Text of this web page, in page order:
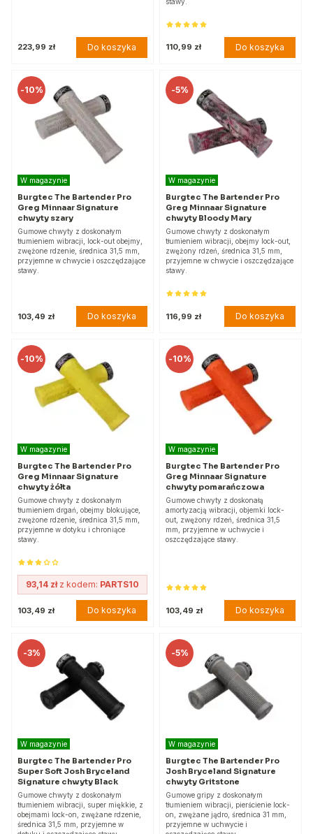
223,99 zł Do koszyka 110,99 zł Do koszyka
-10%
W magazynie
Burgtec The Bartender Pro
Greg Minnaar Signature
chwyty szary
Gumowe chwyty z doskonałym
tłumieniem wibracji, lock-out obejmy,
zwężone rdzenie, średnica 31,5 mm,
przyjemne w chwycie i oszczędzające
stawy.
103,49 zł Do koszyka
-5%
W magazynie
Burgtec The Bartender Pro
Greg Minnaar Signature
chwyty Bloody Mary
Gumowe chwyty z doskonałym
tłumieniem wibracji, obejmy lock-out,
zwężony rdzeń, średnica 31,5 mm,
przyjemne w chwycie i oszczędzające
stawy.
116,99 zł Do koszyka
-10%
W magazynie
Burgtec The Bartender Pro
Greg Minnaar Signature
chwyty żółta
Gumowe chwyty z doskonałym
tłumieniem drgań, obejmy blokujące,
zwężone rdzenie, średnica 31,5 mm,
przyjemne w dotyku i chroniące
stawy.
93,14 złz kodem: PARTS10
103,49 zł Do koszyka
-10%
W magazynie
Burgtec The Bartender Pro
Greg Minnaar Signature
chwyty pomarańczowa
Gumowe chwyty z doskonałą
amortyzacją wibracji, objemki lock-
out, zwężony rdzeń, średnica 31,5
mm, przyjemne w uchwycie i
oszczędzające stawy.
103,49 zł Do koszyka
-3%
W magazynie
Burgtec The Bartender Pro
Super Soft Josh Bryceland
Signature chwyty Black
Gumowe chwyty z doskonałym
tłumieniem wibracji, super miękkie, z
obejmami lock-on, zwężane rdzenie,
średnica 31,5 mm, przyjemne w
-5%
W magazynie
Burgtec The Bartender Pro
Josh Bryceland Signature
chwyty Gritstone
Gumowe gripy z doskonałym
tłumieniem wibracji, pierścienie lock-
on, zwężane jądro, średnica 31 mm,
przyjemne w uchwycie i